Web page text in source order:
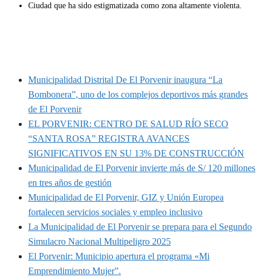
Ciudad que ha sido estigmatizada como zona altamente violenta.
Municipalidad Distrital De El Porvenir inaugura “La
Bombonera”, uno de los complejos deportivos más grandes
de El Porvenir
EL PORVENIR: CENTRO DE SALUD RÍO SECO
“SANTA ROSA” REGISTRA AVANCES
SIGNIFICATIVOS EN SU 13% DE CONSTRUCCIÓN
Municipalidad de El Porvenir invierte más de S/ 120 millones
en tres años de gestión
Municipalidad de El Porvenir, GIZ y Unión Europea
fortalecen servicios sociales y empleo inclusivo
La Municipalidad de El Porvenir se prepara para el Segundo
Simulacro Nacional Multipeligro 2025
El Porvenir: Municipio apertura el programa «Mi
Emprendimiento Mujer”.